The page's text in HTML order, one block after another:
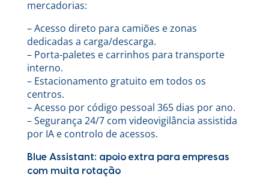
mercadorias:
– Acesso direto para camiões e zonas
dedicadas a carga/descarga.
– Porta-paletes e carrinhos para transporte
interno.
– Estacionamento gratuito em todos os
centros.
– Acesso por código pessoal 365 dias por ano.
– Segurança 24/7 com videovigilância assistida
por IA e controlo de acessos.
Blue Assistant: apoio extra para empresas
com muita rotação